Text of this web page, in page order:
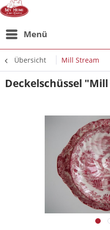
Menü
Übersicht Mill Stream
Deckelschüssel